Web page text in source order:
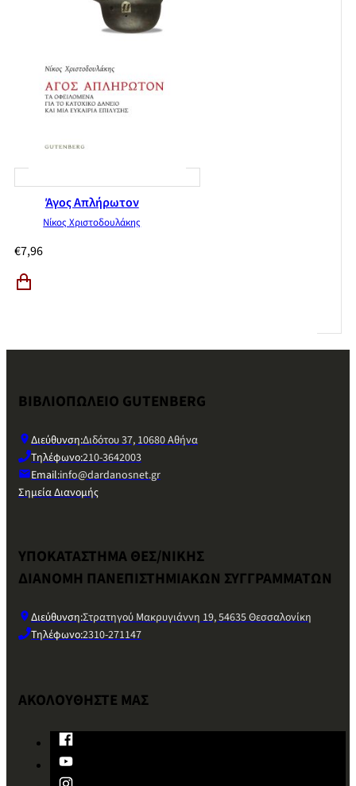
Άγος Απλήρωτον
Νίκος Χριστοδουλάκης
€7,96
ΒΙΒΛΙΟΠΩΛΕΙΟ GUTENBERG
Διεύθυνση:Διδότου 37, 10680 Αθήνα
Τηλέφωνο:210-3642003
Email:info@dardanosnet.gr
Σημεία Διανομής
ΥΠΟΚΑΤΑΣΤΗΜΑ ΘΕΣ/ΝΙΚΗΣ
ΔΙΑΝΟΜΗ ΠΑΝΕΠΙΣΤΗΜΙΑΚΩΝ ΣΥΓΓΡΑΜΜΑΤΩΝ
Διεύθυνση:Στρατηγού Μακρυγιάννη 19, 54635 Θεσσαλονίκη
Τηλέφωνο:2310-271147
ΑΚΟΛΟΥΘΗΣΤΕ ΜΑΣ